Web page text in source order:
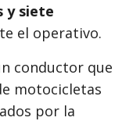
y siete
el operativo.
conductor que
motocicletas
por la